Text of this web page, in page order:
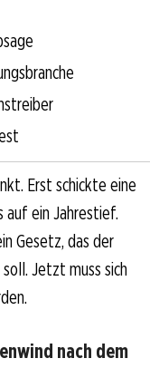
Erst schickte eine
auf ein Jahrestief.
Gesetz, das der
Jetzt muss sich
nach dem